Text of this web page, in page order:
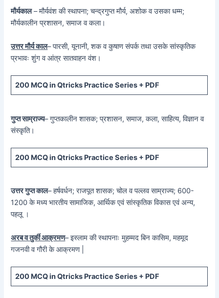
मौर्यकाल– मौर्यवंश की स्थापना; चन्द्रगुप्त मौर्य, अशोक व उसका धम्म;
मौर्यकालीन प्रशासन, समाज व कला।
उत्तर मौर्य काल– पारसी, यूनानी, शक व कुषाण संपर्क तथा उसके सांस्कृतिक
प्रभावः शुंग व आंत्र सातवाहन वंश।
200 MCQ in Qtricks Practice Series + PDF
गुप्त साम्राज्य– गुप्तकालीन शासक; प्रशासन, समाज, कला, साहित्य, विज्ञान व
संस्कृति।
200 MCQ in Qtricks Practice Series + PDF
उत्तर गुप्त काल– हर्षवर्धन; राजपूत शासक; चोल व पल्लव साम्राज्य; 600-
1200 के मध्य भारतीय सामाजिक, आर्थिक एवं सांस्कृतिक विकास एवं अन्य,
पहलू ।
अरब व तुर्की आक्रमण– इस्लाम की स्थापनाः मुहम्मद बिन कासिम, महमूद
गजनवी व गौरी के आक्रमण |
200 MCQ in Qtricks Practice Series + PDF